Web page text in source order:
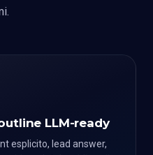
LLM-ready
esplicito, lead answer,